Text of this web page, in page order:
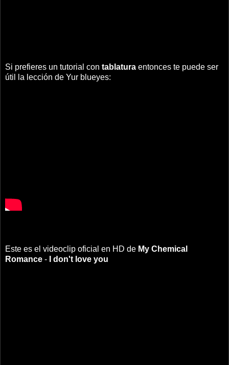
Si prefieres un tutorial con tablatura entonces te puede ser
útil la lección de Yur blueyes:
Este es el videoclip oficial en HD de My Chemical
Romance - I don't love you